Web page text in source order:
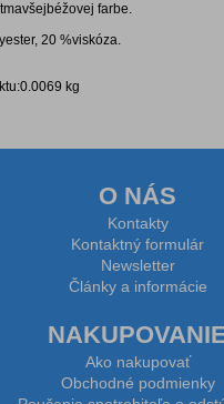
farbe.
20 %viskóza.
kg
O NÁS
Kontakty
Kontaktný formulár
Newsletter
Články a informácie
Ako nakupovať
Obchodné podmienky